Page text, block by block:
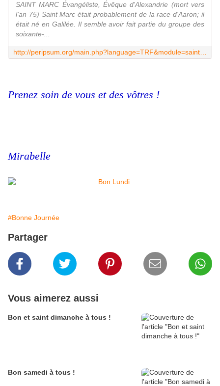
SAINT MARC Évangéliste, Évêque d'Alexandrie (mort vers
l'an 75) Saint Marc était probablement de la race d'Aaron; il
était né en Galilée. Il semble avoir fait partie du groupe des
soixante-...
Prenez soin de vous et des vôtres !
Mirabelle
#Bonne Journée
Partager
Vous aimerez aussi
Bon et saint dimanche à tous !
Bon samedi à tous !